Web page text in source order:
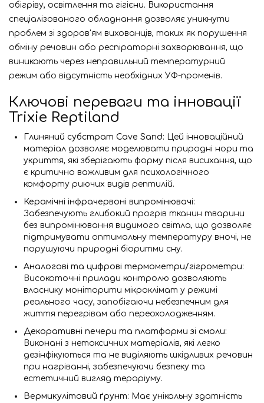
обігріву, освітлення та гігієни. Використання
спеціалізованого обладнання дозволяє уникнути
проблем зі здоров'ям вихованців, таких як порушення
обміну речовин або респіраторні захворювання, що
виникають через неправильний температурний
режим або відсутність необхідних УФ-променів.
Ключові переваги та інновації
Trixie Reptiland
Глиняний субстрат Cave Sand: Цей інноваційний
матеріал дозволяє моделювати природні нори та
укриття, які зберігають форму після висихання, що
є критично важливим для психологічного
комфорту риючих видів рептилій.
Керамічні інфрачервоні випромінювачі:
Забезпечують глибокий прогрів тканин тварини
без випромінювання видимого світла, що дозволяє
підтримувати оптимальну температуру вночі, не
порушуючи природні біоритми сну.
Аналогові та цифрові термометри/гігрометри:
Високоточні прилади контролю дозволяють
власнику моніторити мікроклімат у режимі
реального часу, запобігаючи небезпечним для
життя перегрівам або переохолодженням.
Декоративні печери та платформи зі смоли:
Виконані з нетоксичних матеріалів, які легко
дезінфікуються та не виділяють шкідливих речовин
при нагріванні, забезпечуючи безпеку та
естетичний вигляд тераріуму.
Вермикулітовий ґрунт: Має унікальну здатність